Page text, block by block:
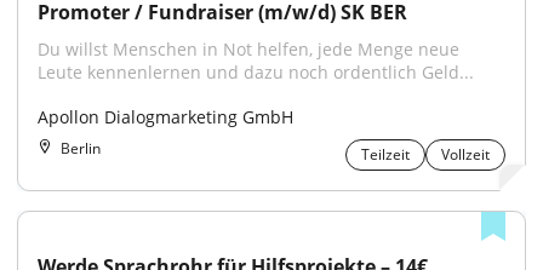
Promoter / Fundraiser (m/w/d) SK BER
Du willst Menschen in Not helfen, jede Menge neue
Leute kennenlernen und dazu noch ordentlich Geld...
Apollon Dialogmarketing GmbH
Berlin Teilzeit Vollzeit